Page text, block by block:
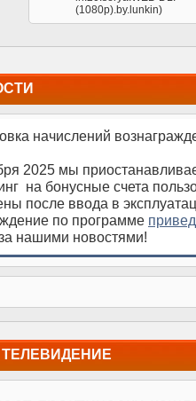
(1080p).by.lunkin)
начислений
2025 мы
на бонусные счета
после ввода в
по программе
нашими новостями!